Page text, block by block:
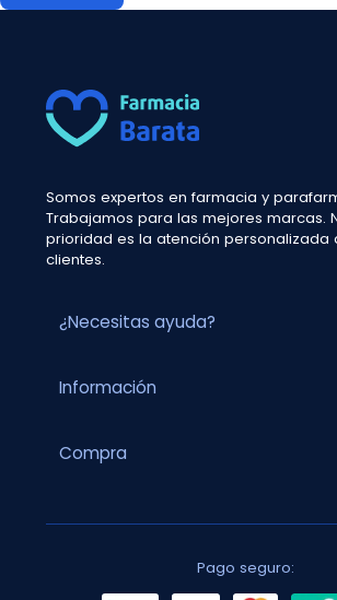
Somos expertos en farmacia y
Trabajamos para las mejores marcas.
prioridad es la atención personalizada
clientes.
¿Necesitas ayuda?
Información
Compra
Pago seguro: